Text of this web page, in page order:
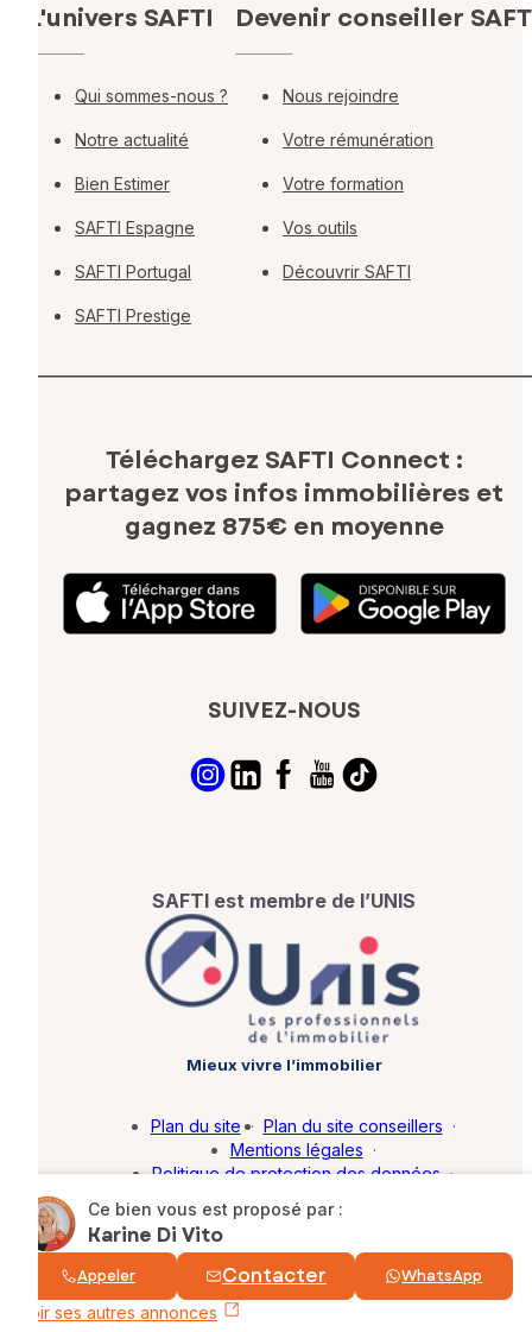
Ce bien vous est proposé par :
Karine Di Vito
Appeler Contacter WhatsApp
Voir ses autres annonces
L'univers SAFTI
Qui sommes-nous ?
Notre actualité
Bien Estimer
SAFTI Espagne
SAFTI Portugal
SAFTI Prestige
Devenir conseiller
Nous rejoindre
Votre rémunération
Votre formation
Vos outils
Découvrir SAFTI
Téléchargez SAFTI Connect :
partagez vos infos immobilières et
gagnez 875€ en moyenne
SUIVEZ-NOUS
SAFTI est membre de l’UNIS
Mieux vivre l’immobilier
© SAFTI 2026. Tous droits réservés.
Plan du site · Plan du site conseillers ·
Mentions légales ·
Politique de protection des données ·